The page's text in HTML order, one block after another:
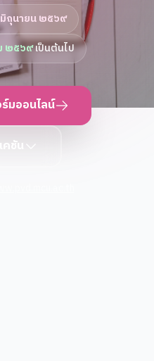
ถุนายน ๒๕๖๙
๒๕๖๙เป็นต้นไป
มออนไลน์
ชัน